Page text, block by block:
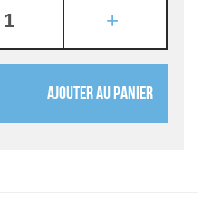
AJOUTER AU PANIER